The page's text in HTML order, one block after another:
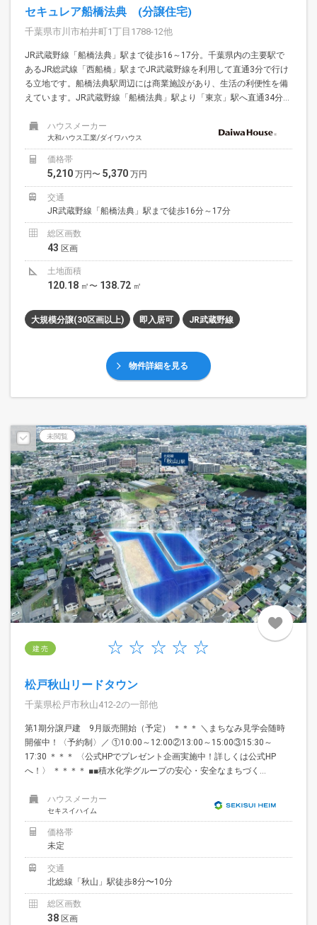
セキュレア船橋法典 (分譲住宅)
千葉県市川市柏井町1丁目1788-12他
JR武蔵野線「船橋法典」駅まで徒歩16～17分。千葉県内の主要駅で
あるJR総武線「西船橋」駅までJR武蔵野線を利用して直通3分で行け
る立地です。船橋法典駅周辺には商業施設があり、生活の利便性を備
えています。JR武蔵野線「船橋法典」駅より「東京」駅へ直通34分...
ハウスメーカー
大和ハウス工業/ダイワハウス
価格帯
5,210 万円〜 5,370 万円
交通
JR武蔵野線「船橋法典」駅まで徒歩16分～17分
総区画数
43 区画
土地面積
120.18 ㎡〜 138.72 ㎡
大規模分譲(30区画以上) 即入居可 JR武蔵野線
物件詳細を見る
未閲覧 予告広告
建 売
松戸秋山リードタウン
千葉県松戸市秋山412-2の一部他
第1期分譲戸建 9月販売開始（予定） ＊＊＊ ＼まちなみ見学会随時
開催中！〈予約制〉／ ①10:00～12:00②13:00～15:00③15:30～
17:30 ＊＊＊ 〈公式HPでプレゼント企画実施中！詳しくは公式HP
へ！〉 ＊＊＊＊ ■■積水化学グループの安心・安全なまちづく...
ハウスメーカー
セキスイハイム
価格帯
未定
交通
北総線「秋山」駅徒歩8分〜10分
総区画数
38 区画